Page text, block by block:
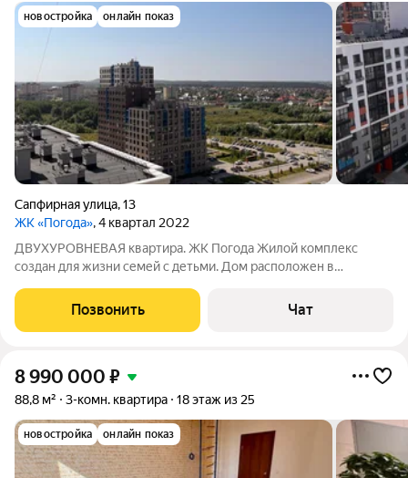
новостройка онлайн показ
Сапфирная улица,13
ЖК «Погода», 4 квартал 2022
ДВУХУРОВНЕВАЯ квартира. ЖК Погода Жилой комплекс
создан для жизни семей с детьми. Дом расположен в
через дорогу. Двор закрытая территория, без машин. Паркинг
открытый на территории дома,
Позвонить Чат
8 990 000 ₽
88,8 м² 3-комн. квартира 18 этаж из 25
новостройка онлайн показ